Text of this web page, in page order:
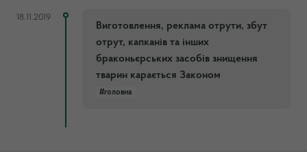
18.11.2019
Виготовлення, реклама отрути, збут
отрут, капканів та інших
браконьєрських засобів знищення
тварин карається Законом
#головна